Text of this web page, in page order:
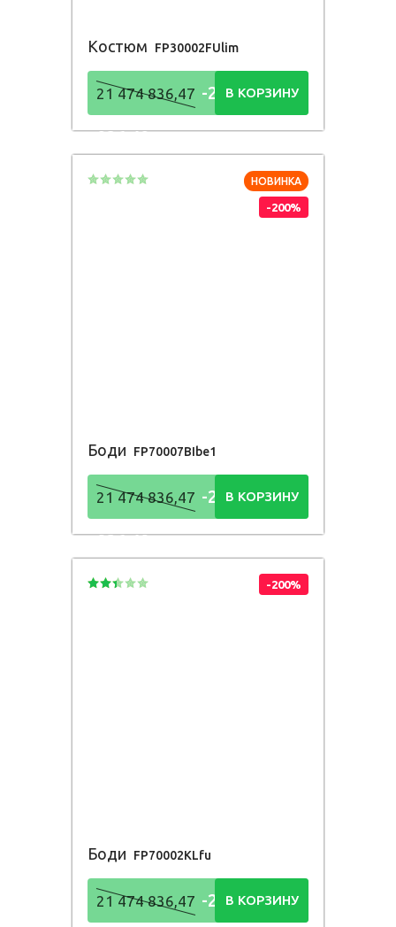
Костюм FP30002FUlim
21 474 836,47 -21 474
836,48Р
В КОРЗИНУ
НОВИНКА
-200%
Боди FP70007BIbe1
21 474 836,47 -21 474
836,48Р
В КОРЗИНУ
-200%
Боди FP70002KLfu
21 474 836,47 -21 474
В КОРЗИНУ